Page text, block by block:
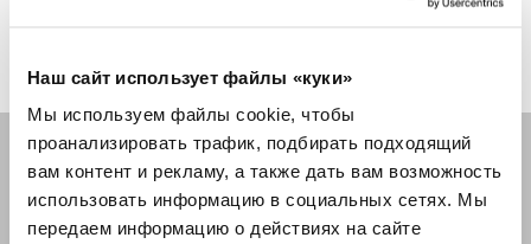
Наш сайт использует файлы «куки»
Мы используем файлы cookie, чтобы
проанализировать трафик, подбирать подходящий
вам контент и рекламу, а также дать вам возможность
использовать информацию в социальных сетях. Мы
передаем информацию о действиях на сайте
определением дополнительных категорий, которые